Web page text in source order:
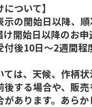
ついて】
の開始日以降、順
け開始日以降のお
付後10日～2週間程
は、天候、作柄状
後する場合や、販
あります。あらか